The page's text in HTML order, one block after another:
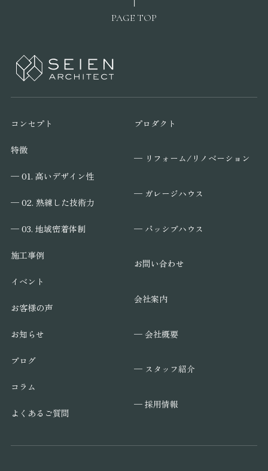
PAGE TOP
コンセプト
特徴
─ 01. 高いデザイン性
─ 02. 熟練した技術力
─ 03. 地域密着体制
施工事例
イベント
お客様の声
お知らせ
ブログ
コラム
よくあるご質問
プロダクト
─ リフォーム/リノベーション
─ ガレージハウス
─ パッシブハウス
お問い合わせ
会社案内
─ 会社概要
─ スタッフ紹介
─ 採用情報